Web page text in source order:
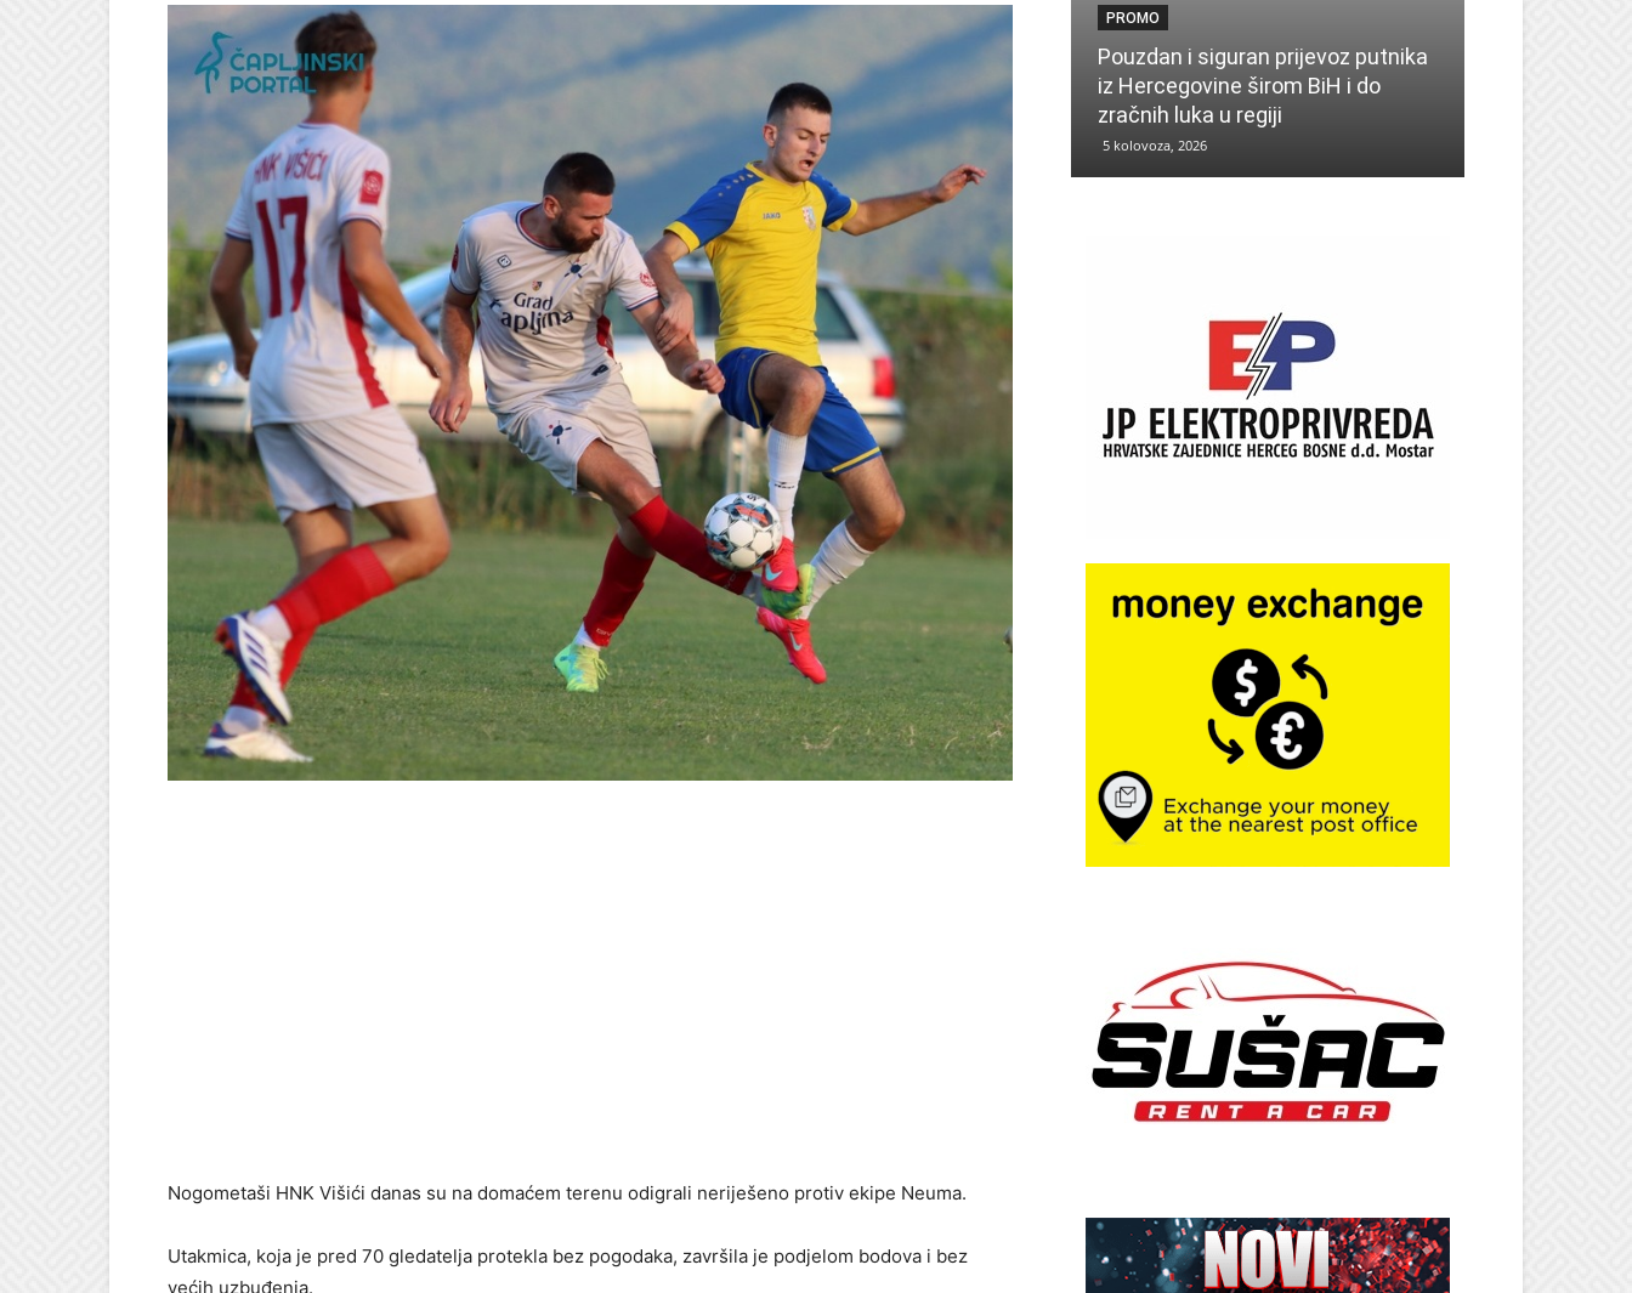
Nogometaši HNK Višići danas su na domaćem terenu odigrali neriješeno protiv ekipe Neuma.
Utakmica, koja je pred 70 gledatelja protekla bez pogodaka, završila je podjelom bodova i bez
većih uzbuđenja.
PROMO
Eicom zapošljava: Pogledajte
detalje natječaja
5 kolovoza, 2026
PROMO
Pouzdan i siguran prijevoz putnika
iz Hercegovine širom BiH i do
zračnih luka u regiji
5 kolovoza, 2026